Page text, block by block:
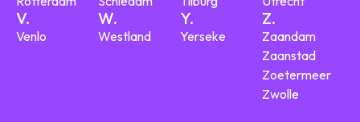
V.
Venlo
W.
Westland
Y.
Yerseke
Z.
Zaandam
Zaanstad
Zoetermeer
Zwolle